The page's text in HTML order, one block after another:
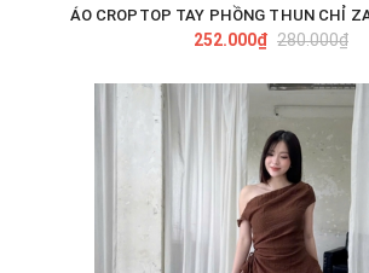
ÁO CROPTOP TAY PHỒNG THUN CHỈ
252.000₫ 280.000₫